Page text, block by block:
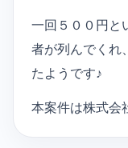
一回５００円と
者が列んでくれ
たようです♪
本案件は株式会